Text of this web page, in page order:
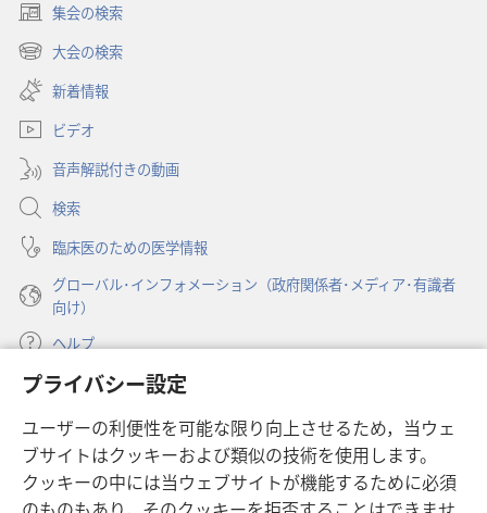
プライバシー設定
ユーザーの利便性を可能な限り向上させるため，当ウェ
ブサイトはクッキーおよび類似の技術を使用します。
クッキーの中には当ウェブサイトが機能するために必須
1
15
集会の検索
（新
し
タ
で
開
く）
大会の検索
（新
し
い
タ
ブ
で
開
く）
新着情報
ビデオ
音声解説付きの動画
検索
臨床医のための医学情報
グローバル･インフォメーション（政府関係者･メディア･有識者
向け）
ヘルプ
寄付
し
い
タ
ブ
ものみの塔 オンライン・ライブラリー
（新
し
JW Hub ®